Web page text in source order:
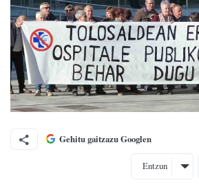
Gehitu gaitzazu Googlen
Entzun